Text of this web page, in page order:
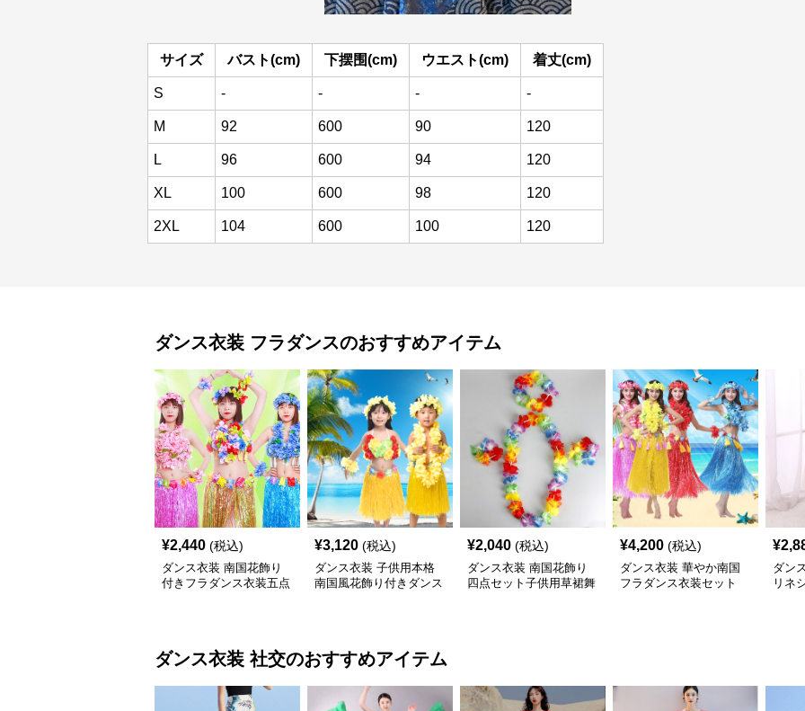
サイズ バスト(cm) 下摆围(cm) ウエスト(cm) 着丈(cm)
S - - - -
M 92 600 90 120
L 96 600 94 120
XL 100 600 98 120
2XL 104 600 100 120
ダンス衣装 フラダンスのおすすめアイテム
¥2,440 (税込)
ダンス衣装 南国花飾り
付きフラダンス衣装五点
¥3,120 (税込)
ダンス衣装 子供用本格
南国風花飾り付きダンス
¥2,040 (税込)
ダンス衣装 南国花飾り
四点セット子供用草裙舞
¥4,200 (税込)
ダンス衣装 華やか南国
フラダンス衣装セット
¥
ダン
リネ
ダンス衣装 社交のおすすめアイテム